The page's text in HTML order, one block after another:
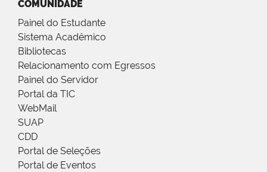
COMUNIDADE
Painel do Estudante
Sistema Acadêmico
Bibliotecas
Relacionamento com Egressos
Painel do Servidor
Portal da TIC
WebMail
SUAP
CDD
Portal de Seleções
Portal de Eventos